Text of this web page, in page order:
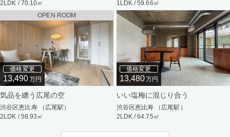
2LDK / 70.10㎡
1LDK / 59.66㎡
OPEN ROOM
価格変更
13,490万円
気品を纏う広尾の空
渋谷区恵比寿 （広尾駅）
2LDK / 58.93㎡
価格変更
13,480万円
いい塩梅に混じり合う
渋谷区恵比寿 （広尾駅）
2LDK / 64.75㎡